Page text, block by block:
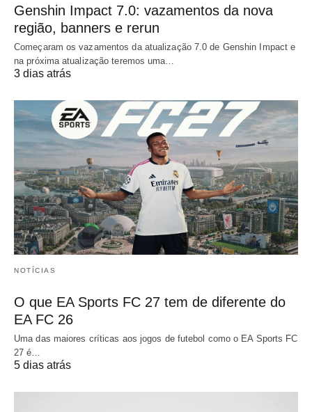
Genshin Impact 7.0: vazamentos da nova
região, banners e rerun
Começaram os vazamentos da atualização 7.0 de Genshin Impact e
na próxima atualização teremos uma…
3 dias atrás
NOTÍCIAS
O que EA Sports FC 27 tem de diferente do
EA FC 26
Uma das maiores críticas aos jogos de futebol como o EA Sports FC
27 é…
5 dias atrás